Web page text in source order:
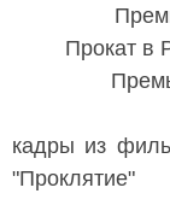
Прокат в
кадры из
"Проклятие"